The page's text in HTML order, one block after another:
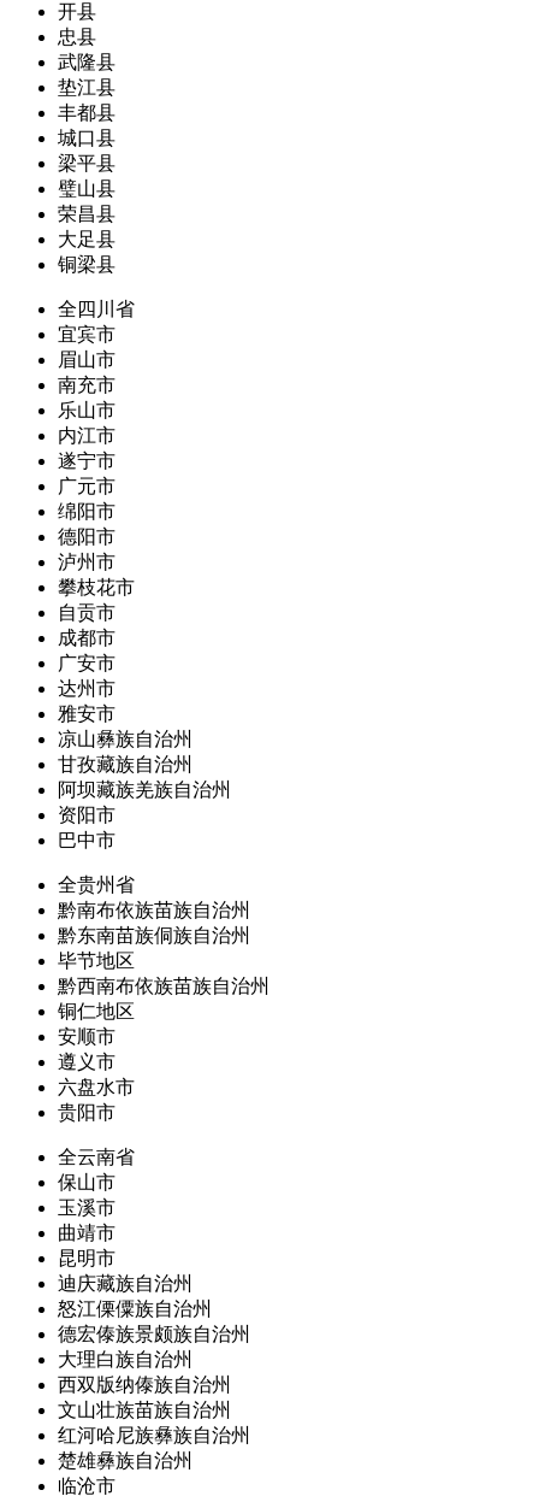
开县
忠县
武隆县
垫江县
丰都县
城口县
梁平县
璧山县
荣昌县
大足县
铜梁县
全四川省
宜宾市
眉山市
南充市
乐山市
内江市
遂宁市
广元市
绵阳市
德阳市
泸州市
攀枝花市
自贡市
成都市
广安市
达州市
雅安市
凉山彝族自治州
甘孜藏族自治州
阿坝藏族羌族自治州
资阳市
巴中市
全贵州省
黔南布依族苗族自治州
黔东南苗族侗族自治州
毕节地区
黔西南布依族苗族自治州
铜仁地区
安顺市
遵义市
六盘水市
贵阳市
全云南省
保山市
玉溪市
曲靖市
昆明市
迪庆藏族自治州
怒江傈僳族自治州
德宏傣族景颇族自治州
大理白族自治州
西双版纳傣族自治州
文山壮族苗族自治州
红河哈尼族彝族自治州
楚雄彝族自治州
临沧市